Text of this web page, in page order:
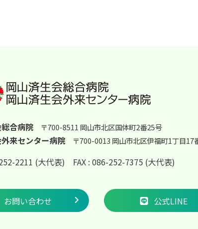
合病院 〒700-8511 岡山市北区国体町2番25号
来センター病院 〒700-0013 岡山市北区伊福町1丁目17
2211 (大代表) FAX : 086-252-7375 (大代表)
お問い合わせ 公式LINE